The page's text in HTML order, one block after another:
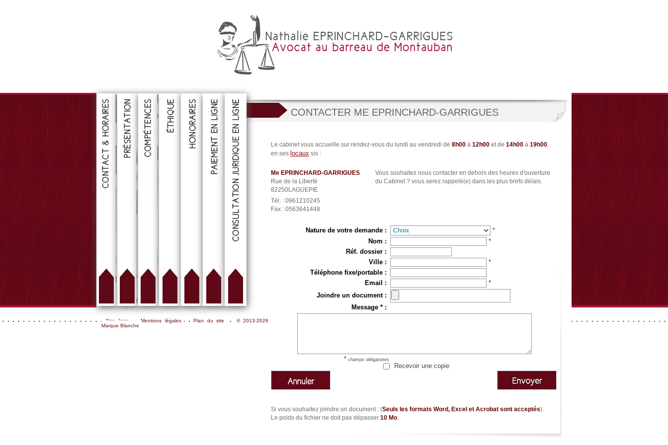
CONSULTERCONSULTERCONSULTERCONSULTERCONSULTERCONSULTER
CONTACTER ME EPRINCHARD-GARRIGUES
Le cabinet vous accueille sur rendez-vous du lundi au vendredi de 8h00 à 12h00 et de 14h00 à 19h00,
en ses locaux sis :
Vous souhaitez nous contacter en dehors des heures d'ouverture
du Cabinet ? vous serez rappelé(e) dans les plus brefs délais.
Me EPRINCHARD-GARRIGUES
Rue de la Liberté
82250LAGUEPIE
Tél. : 0961210245
Fax : 0563641448
Nature de votre demande :
*
Nom :
*
Réf. dossier :
Ville :
*
Téléphone fixe/portable :
Email :
*
Joindre un document :
Message * :
* champs obligatoires
Recevoir une copie
Si vous souhaitez joindre un document : (Seuls les formats Word, Excel et Acrobat sont acceptés).
Le poids du fichier ne doit pas dépasser 10 Mo.
Nos liens Mentions légales Plan du site
© 2013-2026
Marque Blanche